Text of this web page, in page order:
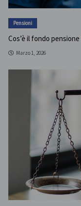
Pensioni
Cos’è il fondo
Marzo 1, 2026